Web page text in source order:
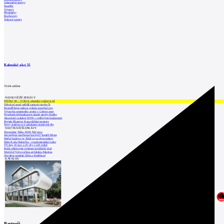
Zahraniční zprávy
Soutěže
Výstavy
Přednášky
Rozhovory
Tiskové zprávy
Kalendář akcí 15
Vložit událost
NEJNOVĚJŠÍ ZPRÁVY
INTRO 30 – VODA: aktuální vydání je již
Odvolací soud nařídil zastavit stavbu Tr
Kroměřížská radnice získala stavební pov
Výstavba urgentního centra v Liberci ome
Nymburk přehodnocuje záměr stavby školky
Akustické zasklení IZOS s ověřenými hodnotami
Projekt Blueriot: Kancelářské prostory
Nový stadion za Lužánkami nesmí mít dle
NEJČTENĚJŠÍ ZPRÁVY
November Talks 2018: M.Corea
Jak nejlépe navrhnout kuchyň? Soutěž Blum
Hořící budova ve Zlíně se na dvou místec
Dům Karla Hubáčka – experimentální rodin
Tři dny, tři noci a tři vily v záři světel
Kolín připravuje centrum sociálních služ
World of Volvo očima architekta Martina
Otevření náměstí Jiřího z Poděbrad
KATALOG